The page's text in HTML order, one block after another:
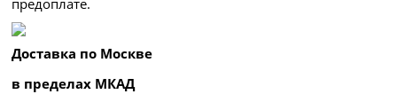
Доставка по Москве
в пределах МКАД